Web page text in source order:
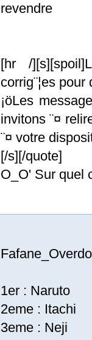
revendre
[hr /
corrig¨¦es pour
¡öLes
invitons ¨¤
¨¤ votre
[/s][/quote]
O_O' Sur quel
1er : Naruto
2eme : Itachi
3eme : Neji